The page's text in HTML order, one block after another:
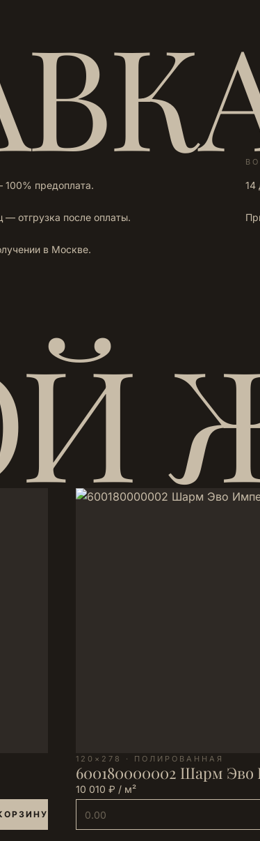
100% предоплата.
— отгрузка после оплаты.
в Москве.
14
120×278 · ПОЛИРОВАННАЯ
600180000002 Шарм Эво
10 010 ₽ / м²